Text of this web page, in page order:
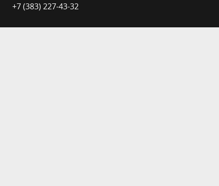
+7 (383) 227-43-32